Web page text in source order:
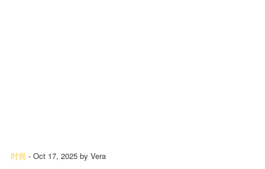
时尚 - Oct 17, 2025 by Vera